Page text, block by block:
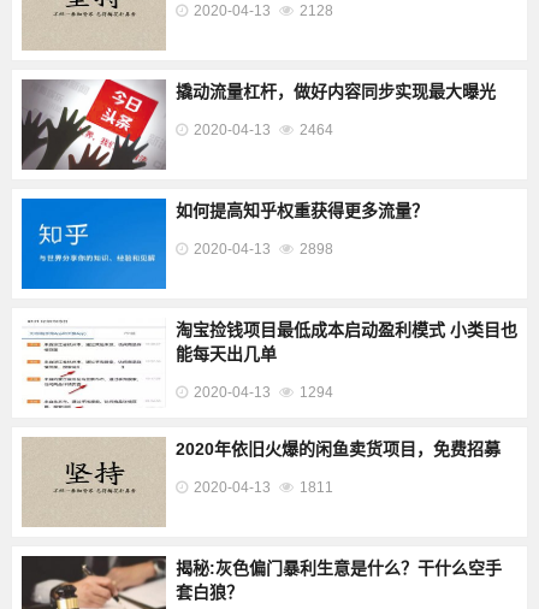
2020-04-13 2128
撬动流量杠杆，做好内容同步实现最大曝光
2020-04-13 2464
如何提高知乎权重获得更多流量？
2020-04-13 2898
淘宝捡钱项目最低成本启动盈利模式 小类目也
能每天出几单
2020-04-13 1294
2020年依旧火爆的闲鱼卖货项目，免费招募
2020-04-13 1811
揭秘:灰色偏门暴利生意是什么？干什么空手
套白狼？